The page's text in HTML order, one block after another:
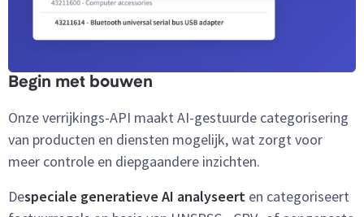
Begin met bouwen
Onze verrijkings-API maakt AI-gestuurde categorisering
van producten en diensten mogelijk, wat zorgt voor
meer controle en diepgaandere inzichten.
Despeciale generatieve AI analyseert en categoriseert